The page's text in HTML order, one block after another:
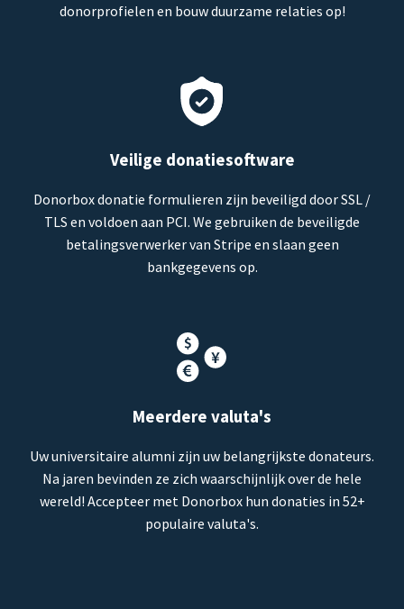
donorprofielen en bouw duurzame relaties op!
Veilige donatiesoftware
Donorbox donatie formulieren zijn beveiligd door SSL /
TLS en voldoen aan PCI. We gebruiken de beveiligde
betalingsverwerker van Stripe en slaan geen
bankgegevens op.
Meerdere valuta's
Uw universitaire alumni zijn uw belangrijkste donateurs.
Na jaren bevinden ze zich waarschijnlijk over de hele
wereld! Accepteer met Donorbox hun donaties in 52+
populaire valuta's.